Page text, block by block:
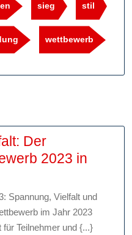
sieg stil
wettbewerb
Der
2023 in
Spannung, Vielfalt und
im Jahr 2023
Teilnehmer und {...}